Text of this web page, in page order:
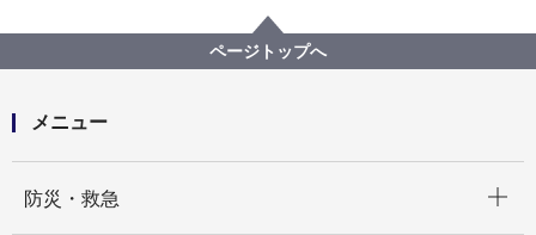
横浜市中小企業融資制度
ページトップへ
メニュー
防災・救急